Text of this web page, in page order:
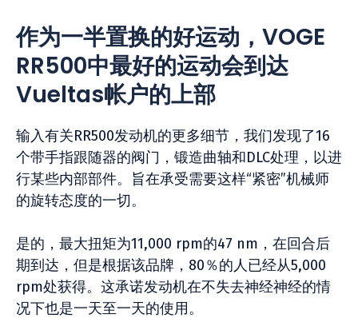
作为一半置换的好运动，VOGE
RR500中最好的运动会到达
Vueltas帐户的上部
输入有关RR500发动机的更多细节，我们发现了16
个带手指跟随器的阀门，锻造曲轴和DLC处理，以进
行某些内部部件。旨在承受需要这样“紧密”机械师
的旋转态度的一切。
是的，最大扭矩为11,000 rpm的47 nm，在回合后
期到达，但是根据该品牌，80％的人已经从5,000
rpm处获得。这承诺发动机在不失去神经神经的情
况下也是一天至一天的使用。